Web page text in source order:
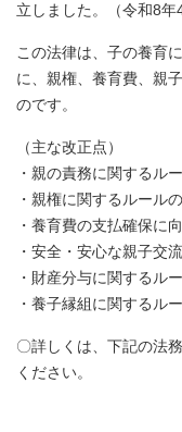
立しました。（令和8年
この法律は、子の養育
に、親権、養育費、親
のです。
（主な改正点）
・親の責務に関するル
・親権に関するルール
・養育費の支払確保に
・安全・安心な親子交
・財産分与に関するル
・養子縁組に関するル
〇詳しくは、下記の法
ください。